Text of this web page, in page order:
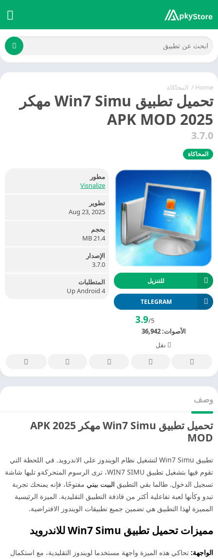
Home
/ المحاكاة
تحميل تطبيق Win7 Simu مهكر
2025 APK MOD
3.7.0
المحاكاة
للتنزيل
TELEGRAM
3.9/5
الأصوات:36,942
نقل
مطور
Visnalize
تطوير
Aug 23, 2025
بحجم
21.4 MB
الإصدار
3.7.0
المتطلبات
Up Android 4
وصف
تحميل تطبيق Win7 Simu مهكر 2025 APK
MOD
تطبيق Win7 Simu لتشغيل نظام الويندوز على الاندرويد. في اللحظة التي
تقوم فيها بتشغيل تطبيق WIN7 SIMU، ترى الرسوم المتحركةو تليها شاشة
تسجيل الدخول. طالما بقي التطبيق البيت بيتي مفتوحًا، فإنه يمنحك تجربة
تبدو وكأنها لعبة تفاعلية أكثر من قاذفة التطبيق التقليدية. الميزة الرئيسية
المميزة لهذا التطبيق هي تضمين جميع تطبيقات الويندوز الافتراضية.
مميزات تحميل تطبيق Win7 Simu للاندرويد
الواجهة: تحاكي هذه الميزة واجهة مستخدما لويندوز التقليدية، مع استكمال